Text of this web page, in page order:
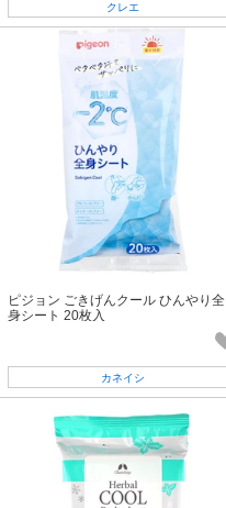
クレエ
ピジョン ごきげんクール ひんやり全
身シート 20枚入
カネイシ